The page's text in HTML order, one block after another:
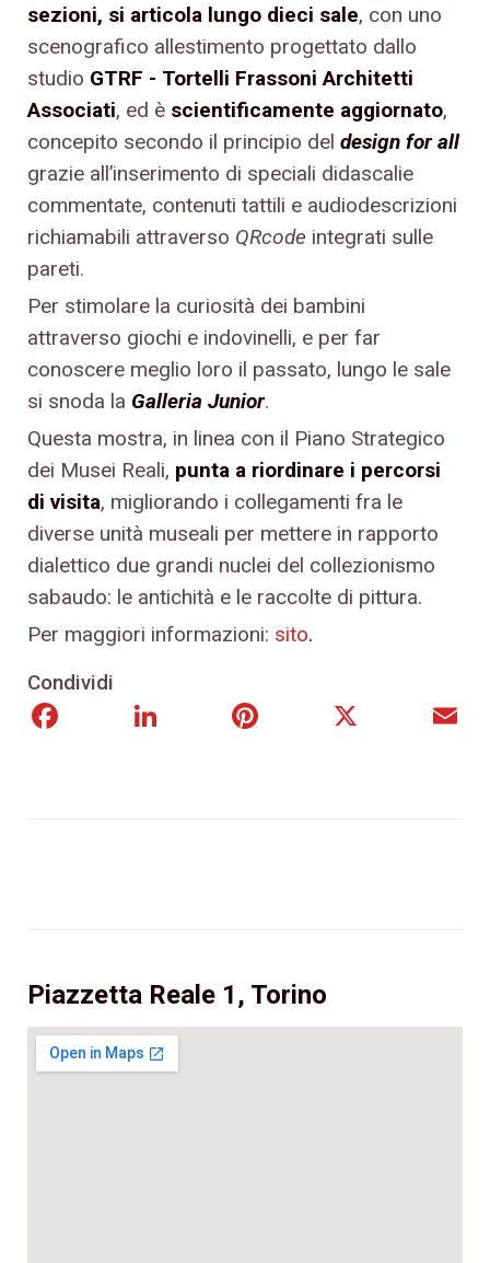
sezioni, si articola lungo dieci sale, con uno
scenografico allestimento progettato dallo
studio GTRF - Tortelli Frassoni Architetti
Associati, ed è scientificamente aggiornato,
concepito secondo il principio del design for all
grazie all’inserimento di speciali didascalie
commentate, contenuti tattili e audiodescrizioni
richiamabili attraverso QRcode integrati sulle
pareti.
Per stimolare la curiosità dei bambini
attraverso giochi e indovinelli, e per far
conoscere meglio loro il passato, lungo le sale
si snoda la Galleria Junior.
Questa mostra, in linea con il Piano Strategico
dei Musei Reali, punta a riordinare i percorsi
di visita, migliorando i collegamenti fra le
diverse unità museali per mettere in rapporto
dialettico due grandi nuclei del collezionismo
sabaudo: le antichità e le raccolte di pittura.
Per maggiori informazioni: sito.
Condividi
FacebookLinkedIn Pinterest
Piazzetta Reale 1, Torino